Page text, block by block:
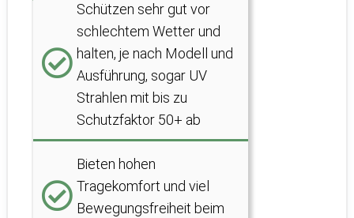
Schützen sehr gut vor
schlechtem Wetter und
halten, je nach Modell und
Ausführung, sogar UV
Strahlen mit bis zu
Schutzfaktor 50+ ab
Bieten hohen
Tragekomfort und viel
Bewegungsfreiheit beim